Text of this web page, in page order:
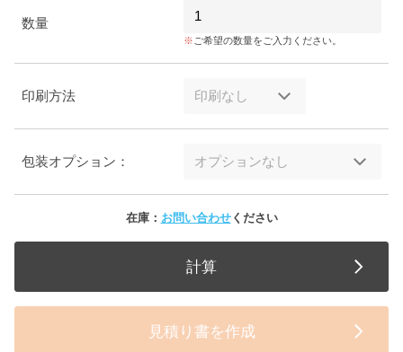
数量
ご希望の数量をご入力ください。
印刷方法
包装オプション：
在庫： お問い合わせください
計算
見積り書を作成